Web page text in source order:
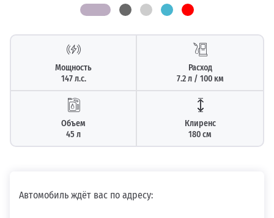
Мощность
147 л.с.
Расход
7.2 л / 100 км
Объем
45 л
Клиренс
180 см
Автомобиль ждёт вас по адресу: